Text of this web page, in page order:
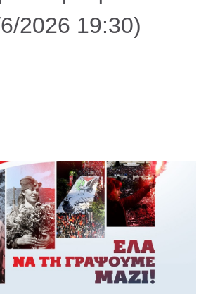
2026 19:30)